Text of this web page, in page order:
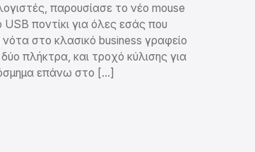
παρουσίασε το νέο mouse
USB ποντίκι για όλες εσάς που
στο κλασικό business γραφείο
πλήκτρα, και τροχό κύλισης για
επάνω στο […]